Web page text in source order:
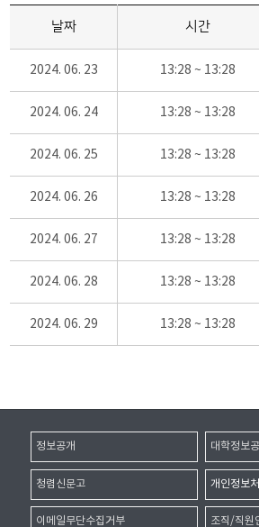
날짜 시간
2024. 06. 23 13:28 ~ 13:28
2024. 06. 24 13:28 ~ 13:28
2024. 06. 25 13:28 ~ 13:28
2024. 06. 26 13:28 ~ 13:28
2024. 06. 27 13:28 ~ 13:28
2024. 06. 28 13:28 ~ 13:28
2024. 06. 29 13:28 ~ 13:28
정보공개 대학정보공
청렴신문고 개인정보
이메일무단수집거부 조직/직원